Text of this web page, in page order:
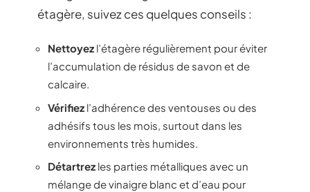
étagère, suivez ces quelques conseils :
Nettoyez l’étagère régulièrement pour éviter
l’accumulation de résidus de savon et de
calcaire.
Vérifiez l’adhérence des ventouses ou des
adhésifs tous les mois, surtout dans les
environnements très humides.
Détartrez les parties métalliques avec un
mélange de vinaigre blanc et d’eau pour